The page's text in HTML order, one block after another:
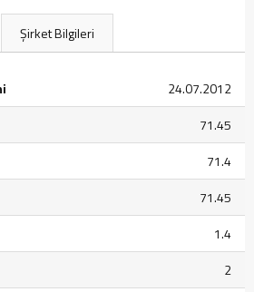
Şirket Bilgileri
24.07.2012
71.45
71.4
71.45
1.4
2